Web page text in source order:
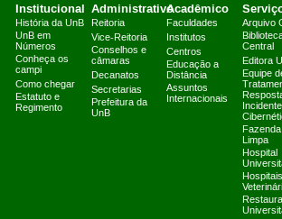
Institucional
História da UnB
UnB em
Números
Conheça os
campi
Como chegar
Estatuto e
Regimento
Administrativo
Reitoria
Vice-Reitoria
Conselhos e
câmaras
Decanatos
Secretarias
Prefeitura da
UnB
Acadêmico
Faculdades
Institutos
Centros
Educação a
Distância
Assuntos
Internacionais
Arquivo
Central
Editora
Equipe
Limpa
Hospital
Hospitais